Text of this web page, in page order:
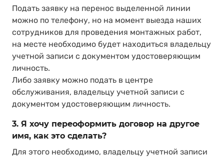
Подать заявку на перенос выделенной линии
можно по телефону, но на момент выезда наших
сотрудников для проведения монтажных работ,
на месте необходимо будет находиться владельцу
учетной записи с документом удостоверяющим
личность.
Либо заявку можно подать в центре
обслуживания, владельцу учетной записи с
документом удостоверяющим личность.
3. Я хочу переоформить договор на другое
имя, как это сделать?
Для этого необходимо, владельцу учетной записи